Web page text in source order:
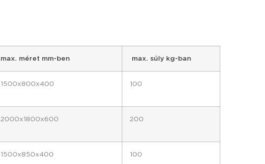
max. méret mm-ben max. súly kg-ban
1500x800x400 100
2000x1800x600 200
1500x850x400 100